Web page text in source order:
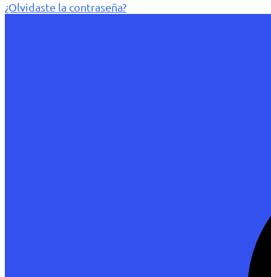
¿Olvidaste la contraseña?